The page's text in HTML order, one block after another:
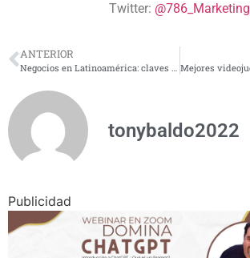
Twitter: @786_Marketing
ANTERIOR
tonybaldo2022
Publicidad